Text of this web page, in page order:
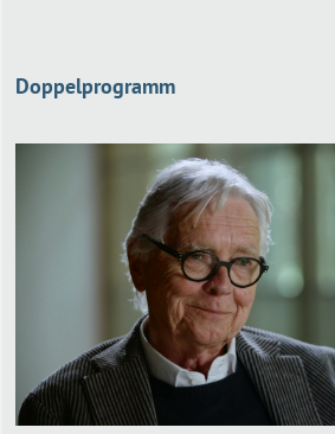
Doppelprogramm